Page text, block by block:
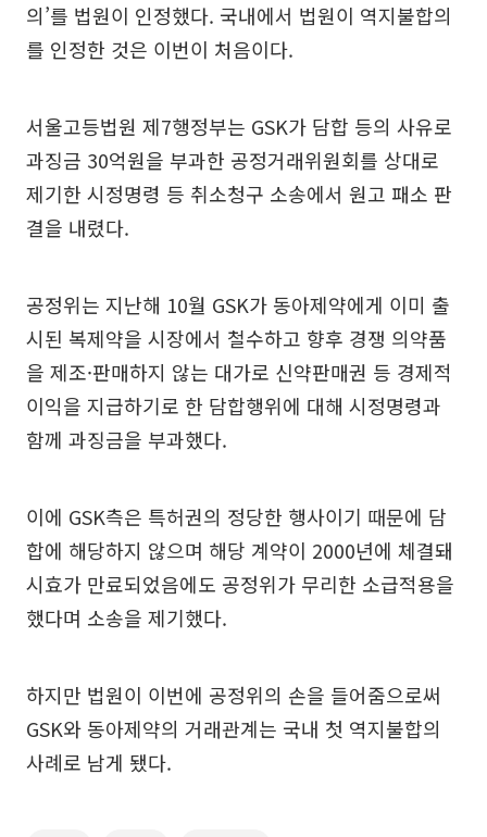
의’를 법원이 인정했다. 국내에서 법원이 역지불합의
를 인정한 것은 이번이 처음이다.
서울고등법원 제7행정부는 GSK가 담합 등의 사유로
과징금 30억원을 부과한 공정거래위원회를 상대로
제기한 시정명령 등 취소청구 소송에서 원고 패소 판
결을 내렸다.
공정위는 지난해 10월 GSK가 동아제약에게 이미 출
시된 복제약을 시장에서 철수하고 향후 경쟁 의약품
을 제조·판매하지 않는 대가로 신약판매권 등 경제적
이익을 지급하기로 한 담합행위에 대해 시정명령과
함께 과징금을 부과했다.
이에 GSK측은 특허권의 정당한 행사이기 때문에 담
합에 해당하지 않으며 해당 계약이 2000년에 체결돼
시효가 만료되었음에도 공정위가 무리한 소급적용을
했다며 소송을 제기했다.
하지만 법원이 이번에 공정위의 손을 들어줌으로써
GSK와 동아제약의 거래관계는 국내 첫 역지불합의
사례로 남게 됐다.